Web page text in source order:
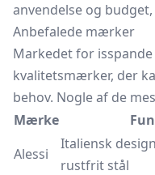
anvendelse og
Anbefalede mærker
Markedet for
kvalitetsmærker, der
behov. Nogle af de
Mærke
Alessi
Italiensk
rustfrit stål